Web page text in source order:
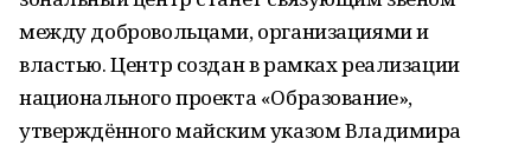
между добровольцами, организациями и
властью. Центр создан в рамках реализации
национального проекта «Образование»,
утверждённого майским указом Владимира